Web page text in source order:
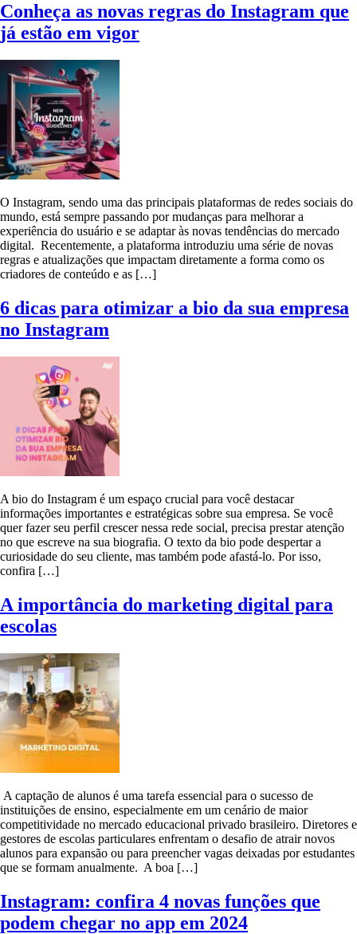
Conheça as novas regras do Instagram que
já estão em vigor
O Instagram, sendo uma das principais plataformas de redes sociais do
mundo, está sempre passando por mudanças para melhorar a
experiência do usuário e se adaptar às novas tendências do mercado
digital. Recentemente, a plataforma introduziu uma série de novas
regras e atualizações que impactam diretamente a forma como os
criadores de conteúdo e as […]
6 dicas para otimizar a bio da sua empresa
no Instagram
A bio do Instagram é um espaço crucial para você destacar
informações importantes e estratégicas sobre sua empresa. Se você
quer fazer seu perfil crescer nessa rede social, precisa prestar atenção
no que escreve na sua biografia. O texto da bio pode despertar a
curiosidade do seu cliente, mas também pode afastá-lo. Por isso,
confira […]
A importância do marketing digital para
escolas
A captação de alunos é uma tarefa essencial para o sucesso de
instituições de ensino, especialmente em um cenário de maior
competitividade no mercado educacional privado brasileiro. Diretores e
gestores de escolas particulares enfrentam o desafio de atrair novos
alunos para expansão ou para preencher vagas deixadas por estudantes
que se formam anualmente. A boa […]
Instagram: confira 4 novas funções que
podem chegar no app em 2024